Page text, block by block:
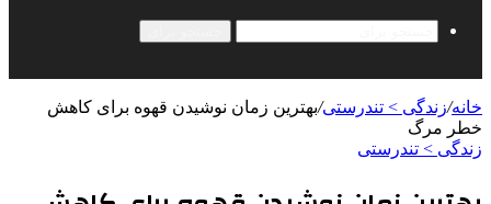
خانه/زندگی > تندرستی/بهترین زمان نوشیدن قهوه برای کاهش
خطر مرگ
زندگی > تندرستی